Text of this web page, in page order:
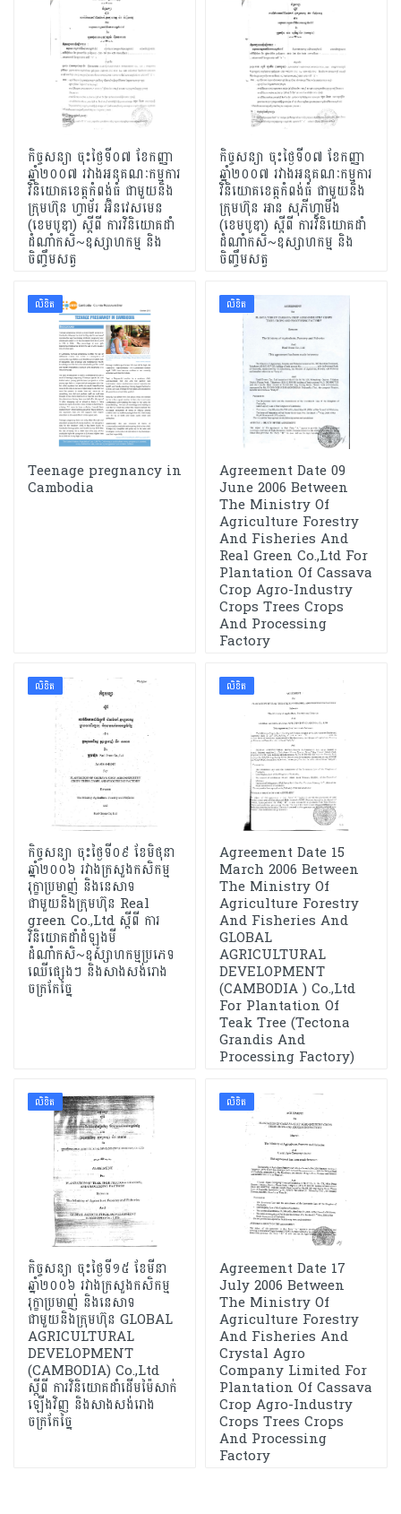
កិច្ចសន្យា ចុះថ្ងៃទី០៧ ខែកញ្ញា
ឆ្នាំ២០០៧ រវាងអនុគណៈកម្មការ
វិនិយោគខេត្ដកំពង់ធំ ជាមួយនិង
ក្រុមហ៊ុន ហ្វាម័រ អ៊ិនវេសមេន
(ខេមបូឌា) ស្ដីពី ការវិនិយោគដាំ
ដំណាំកសិ~ឧស្សាហកម្ម និង
ចិញ្ចឹមសត្វ
កិច្ចសន្យា ចុះថ្ងៃទី០៧ ខែកញ្ញា
ឆ្នាំ២០០៧ រវាងអនុគណៈកម្មការ
វិនិយោគខេត្ដកំពង់ធំ ជាមួយនិង
ក្រុមហ៊ុន អាន សុភីហ្វាមីង
(ខេមបូឌា) ស្ដីពី ការវិនិយោគដាំ
ដំណាំកសិ~ឧស្សាហកម្ម និង
ចិញ្ចឹមសត្វ
លិខិត
Teenage pregnancy in
Cambodia
លិខិត
Agreement Date 09
June 2006 Between
The Ministry Of
Agriculture Forestry
And Fisheries And
Real Green Co.,Ltd For
Plantation Of Cassava
Crop Agro-Industry
Crops Trees Crops
And Processing
Factory
លិខិត
កិច្ចសន្យា ចុះថ្ងៃទី០៩ ខែមិថុនា
ឆ្នាំ២០០៦ រវាងក្រសួងកសិកម្ម
រុក្ខាប្រមាញ់ និងនេសាទ
ជាមួយនិងក្រុមហ៊ុន Real
green Co.,Ltd ស្ដីពី ការ
វិនិយោគដាំដំឡូងមី
ដំណាំកសិ~ឧស្សាហកម្មប្រភេទ
ឈើផ្សេងៗ និងសាងសង់រោង
ចក្រកែច្នៃ
លិខិត
Agreement Date 15
March 2006 Between
The Ministry Of
Agriculture Forestry
And Fisheries And
GLOBAL
AGRICULTURAL
DEVELOPMENT
(CAMBODIA ) Co.,Ltd
For Plantation Of
Teak Tree (Tectona
Grandis And
Processing Factory)
លិខិត
កិច្ចសន្យា ចុះថ្ងៃទី១៥ ខែមីនា
ឆ្នាំ២០០៦ រវាងក្រសួងកសិកម្ម
រុក្ខាប្រមាញ់ និងនេសាទ
ជាមួយនិងក្រុមហ៊ុន GLOBAL
AGRICULTURAL
DEVELOPMENT
(CAMBODIA) Co.,Ltd
ស្ដីពី ការវិនិយោគដាំដើមម៉ៃសាក់
ឡើងវិញ និងសាងសង់រោង
ចក្រកែច្នៃ
លិខិត
Agreement Date 17
July 2006 Between
The Ministry Of
Agriculture Forestry
And Fisheries And
Crystal Agro
Company Limited For
Plantation Of Cassava
Crop Agro-Industry
Crops Trees Crops
And Processing
Factory